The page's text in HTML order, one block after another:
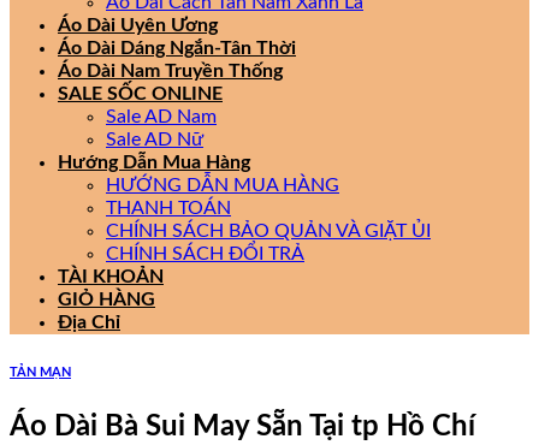
Áo Dài Uyên Ương
Áo Dài Dáng Ngắn-Tân Thời
Áo Dài Nam Truyền Thống
SALE SỐC ONLINE
Sale AD Nam
Sale AD Nữ
Hướng Dẫn Mua Hàng
HƯỚNG DẪN MUA HÀNG
THANH TOÁN
CHÍNH SÁCH BẢO QUẢN VÀ GIẶT ỦI
CHÍNH SÁCH ĐỔI TRẢ
TÀI KHOẢN
GIỎ HÀNG
Địa Chỉ
TẢN MẠN
Áo Dài Bà Sui May Sẵn Tại tp Hồ Chí